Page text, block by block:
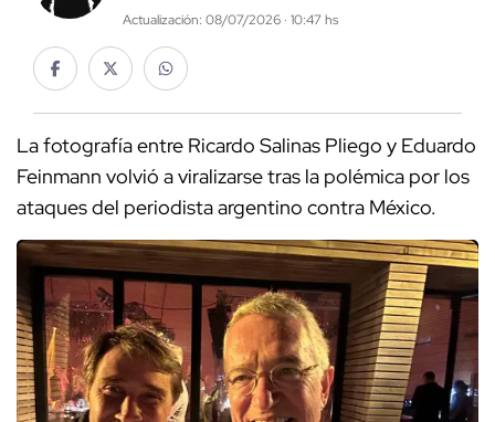
Actualización: 08/07/2026 · 10:47 hs
La fotografía entre Ricardo Salinas Pliego y Eduardo
Feinmann volvió a viralizarse tras la polémica por los
ataques del periodista argentino contra México.